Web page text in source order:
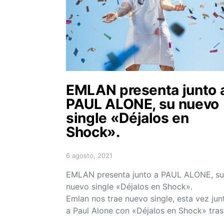
EMLAN presenta junto
PAUL ALONE, su nuevo
single «Déjalos en
Shock».
Posted on
6 agosto, 2021
EMLAN presenta junto a PAUL ALONE, su
nuevo single «Déjalos en Shock».
Emlan nos trae nuevo single, esta vez
a Paul Alone con «Déjalos en Shock» tras